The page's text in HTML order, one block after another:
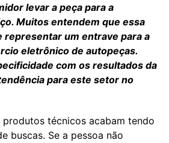
levar a peça para a
Muitos entendem que essa
representar um entrave para a
eletrônico de autopeças.
com os resultados da
para este setor no
técnicos acabam tendo
buscas. Se a pessoa não